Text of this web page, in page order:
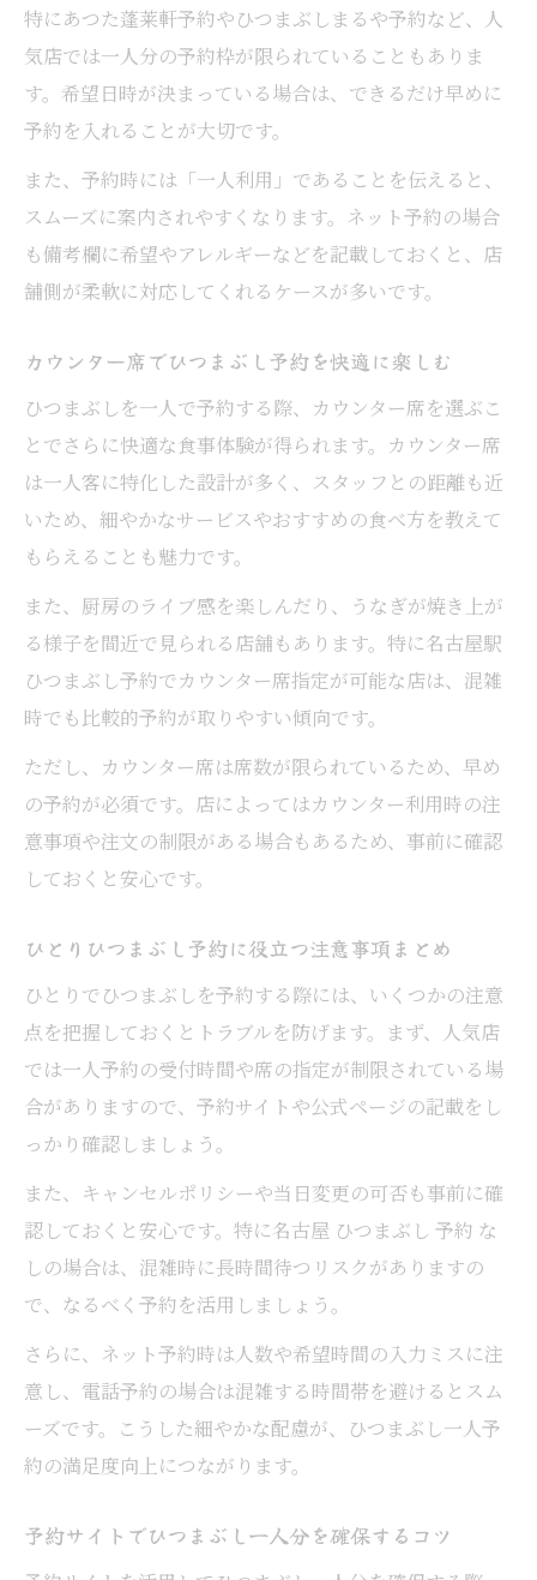
特にあつた蓬莱軒予約やひつまぶしまるや予約など、人
気店では一人分の予約枠が限られていることもありま
す。希望日時が決まっている場合は、できるだけ早めに
予約を入れることが大切です。
また、予約時には「一人利用」であることを伝えると、
スムーズに案内されやすくなります。ネット予約の場合
も備考欄に希望やアレルギーなどを記載しておくと、店
舗側が柔軟に対応してくれるケースが多いです。
カウンター席でひつまぶし予約を快適に楽しむ
ひつまぶしを一人で予約する際、カウンター席を選ぶこ
とでさらに快適な食事体験が得られます。カウンター席
は一人客に特化した設計が多く、スタッフとの距離も近
いため、細やかなサービスやおすすめの食べ方を教えて
もらえることも魅力です。
また、厨房のライブ感を楽しんだり、うなぎが焼き上が
る様子を間近で見られる店舗もあります。特に名古屋駅
ひつまぶし予約でカウンター席指定が可能な店は、混雑
時でも比較的予約が取りやすい傾向です。
ただし、カウンター席は席数が限られているため、早め
の予約が必須です。店によってはカウンター利用時の注
意事項や注文の制限がある場合もあるため、事前に確認
しておくと安心です。
ひとりひつまぶし予約に役立つ注意事項まとめ
ひとりでひつまぶしを予約する際には、いくつかの注意
点を把握しておくとトラブルを防げます。まず、人気店
では一人予約の受付時間や席の指定が制限されている場
合がありますので、予約サイトや公式ページの記載をし
っかり確認しましょう。
また、キャンセルポリシーや当日変更の可否も事前に確
認しておくと安心です。特に名古屋 ひつまぶし 予約 な
しの場合は、混雑時に長時間待つリスクがありますの
で、なるべく予約を活用しましょう。
さらに、ネット予約時は人数や希望時間の入力ミスに注
意し、電話予約の場合は混雑する時間帯を避けるとスム
ーズです。こうした細やかな配慮が、ひつまぶし一人予
約の満足度向上につながります。
予約サイトでひつまぶし一人分を確保するコツ